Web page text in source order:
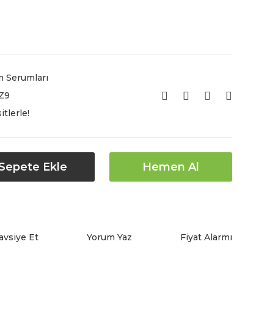
Serumları
Ekle Hemen Al
Et Yorum Yaz Fiyat Alarmı